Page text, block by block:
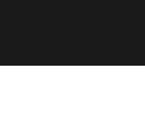
Tåg från
Tåg från Madrid